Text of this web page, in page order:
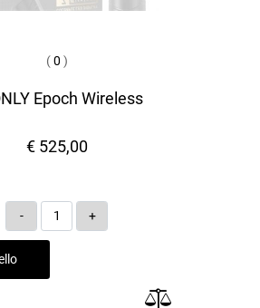
(0 )
Epoch Wireless
€ 525,00
Quantità